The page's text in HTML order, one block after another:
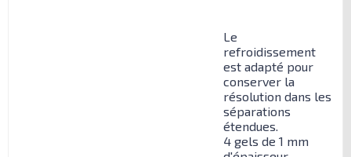
Le
refroidissement
est adapté pour
conserver la
résolution dans les
séparations
étendues.
4 gels de 1 mm